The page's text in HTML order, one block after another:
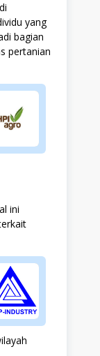
yang
bagian
pertanian
ini